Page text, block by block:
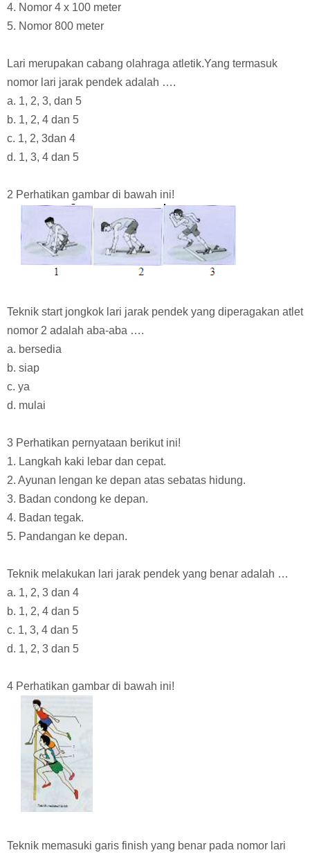
4. Nomor 4 x 100 meter
5. Nomor 800 meter
Lari merupakan cabang olahraga atletik.Yang termasuk
nomor lari jarak pendek adalah ….
a. 1, 2, 3, dan 5
b. 1, 2, 4 dan 5
c. 1, 2, 3dan 4
d. 1, 3, 4 dan 5
2 Perhatikan gambar di bawah ini!
Teknik start jongkok lari jarak pendek yang diperagakan atlet
nomor 2 adalah aba-aba ….
a. bersedia
b. siap
c. ya
d. mulai
3 Perhatikan pernyataan berikut ini!
1. Langkah kaki lebar dan cepat.
2. Ayunan lengan ke depan atas sebatas hidung.
3. Badan condong ke depan.
4. Badan tegak.
5. Pandangan ke depan.
Teknik melakukan lari jarak pendek yang benar adalah …
a. 1, 2, 3 dan 4
b. 1, 2, 4 dan 5
c. 1, 3, 4 dan 5
d. 1, 2, 3 dan 5
4 Perhatikan gambar di bawah ini!
Teknik memasuki garis finish yang benar pada nomor lari